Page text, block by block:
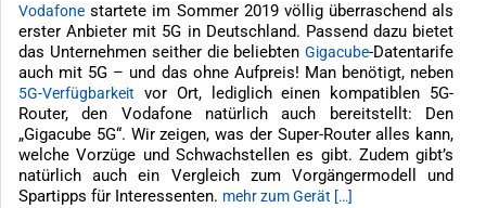
Vodafone startete im Sommer 2019 völlig überraschend als
erster Anbieter mit 5G in Deutschland. Passend dazu bietet
das Unternehmen seither die beliebtenGigacube-Datentarife
auch mit 5G – und das ohne Aufpreis! Man benötigt, neben
5G-Verfügbarkeit
vor Ort, lediglich einen kompatiblen 5G-
Router, den Vodafone natürlich auch bereitstellt: Den
„Gigacube 5G“. Wir zeigen, was der Super-Router alles kann,
welche Vorzüge und Schwachstellen es gibt. Zudem gibt’s
natürlich auch ein Vergleich zum Vorgängermodell und
Spartipps für Interessenten. mehr zum Gerät […]